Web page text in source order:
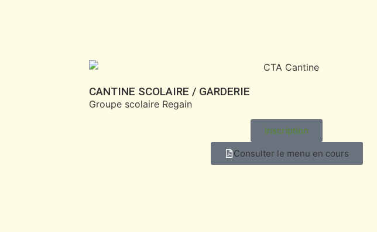
CANTINE SCOLAIRE / GARDERIE
Groupe scolaire Regain
Inscription
Consulter le menu en cours